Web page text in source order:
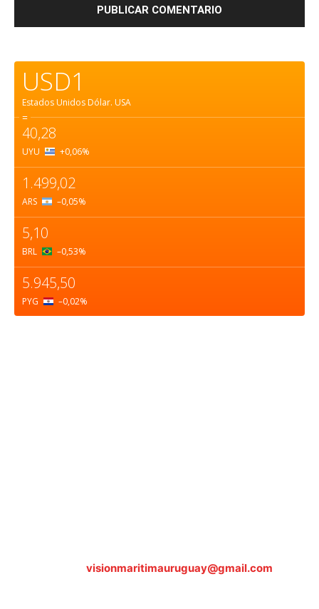
USD1
Estados Unidos Dólar. USA
=
40,28
UYU +0,06%
1.499,02
ARS –0,05%
5,10
BRL –0,53%
5.945,50
PYG –0,02%
visionmaritimauruguay@gmail.com